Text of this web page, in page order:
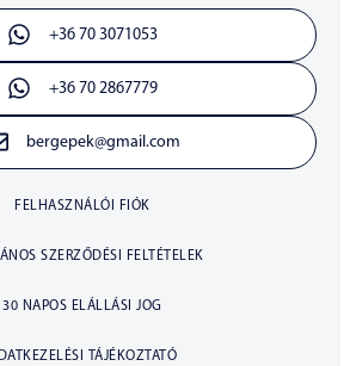
+36 70 3071053
+36 70 2867779
bergepek@gmail.com
FELHASZNÁLÓI FIÓK
SZERZŐDÉSI FELTÉTELEK
30 NAPOS ELÁLLÁSI JOG
TÁJÉKOZTATÓ